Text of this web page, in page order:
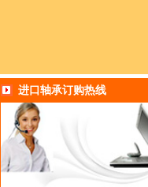
进口轴承订购热线